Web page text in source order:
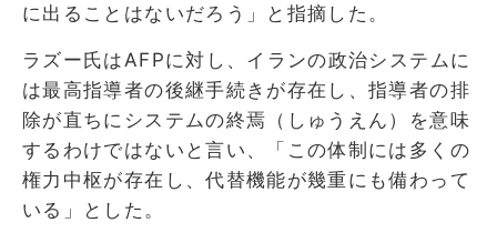
に出ることはないだろう」と指摘した。
ラズー氏はAFPに対し、イランの政治システムに
は最高指導者の後継手続きが存在し、指導者の排
除が直ちにシステムの終焉（しゅうえん）を意味
するわけではないと言い、「この体制には多くの
権力中枢が存在し、代替機能が幾重にも備わって
いる」とした。